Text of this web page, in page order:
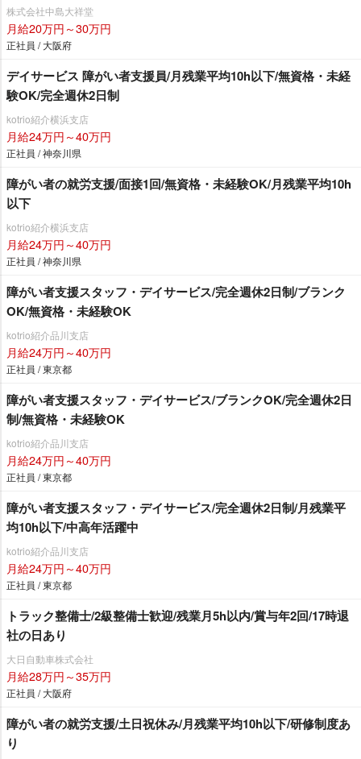
株式会社中島大祥堂
月給20万円～30万円
正社員 / 大阪府
デイサービス 障がい者支援員/月残業平均10h以下/無資格・未経
験OK/完全週休2日制
kotrio紹介横浜支店
月給24万円～40万円
正社員 / 神奈川県
障がい者の就労支援/面接1回/無資格・未経験OK/月残業平均10h
以下
kotrio紹介横浜支店
月給24万円～40万円
正社員 / 神奈川県
障がい者支援スタッフ・デイサービス/完全週休2日制/ブランク
OK/無資格・未経験OK
kotrio紹介品川支店
月給24万円～40万円
正社員 / 東京都
障がい者支援スタッフ・デイサービス/ブランクOK/完全週休2日
制/無資格・未経験OK
kotrio紹介品川支店
月給24万円～40万円
正社員 / 東京都
障がい者支援スタッフ・デイサービス/完全週休2日制/月残業平
均10h以下/中高年活躍中
kotrio紹介品川支店
月給24万円～40万円
正社員 / 東京都
トラック整備士/2級整備士歓迎/残業月5h以内/賞与年2回/17時退
社の日あり
大日自動車株式会社
月給28万円～35万円
正社員 / 大阪府
障がい者の就労支援/土日祝休み/月残業平均10h以下/研修制度あ
り